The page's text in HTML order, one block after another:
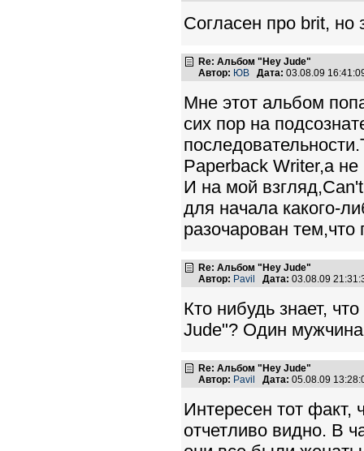
Согласен про brit,
Re: Альбом "Hey Jude"
Автор: ЮВ Дата: 03.08.09
Мне этот альбом
сих пор на
Paperback Writer,а не
И на мой
для начала какого-
разочарован
Re: Альбом "Hey Jude"
Автор: Pavil Дата: 03.08.09
Кто нибудь знает,
Jude"? Один
Re: Альбом "Hey Jude"
Автор: Pavil Дата: 05.08.09
Интересен тот факт,
отчетливо видно. В